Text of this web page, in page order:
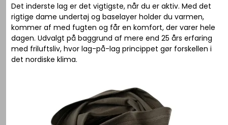
Det inderste lag er det vigtigste, når du er aktiv. Med det
rigtige dame undertøj og baselayer holder du varmen,
kommer af med fugten og får en komfort, der varer hele
dagen. Udvalgt på baggrund af mere end 25 års erfaring
med friluftsliv, hvor lag-på-lag princippet gør forskellen i
det nordiske klima.